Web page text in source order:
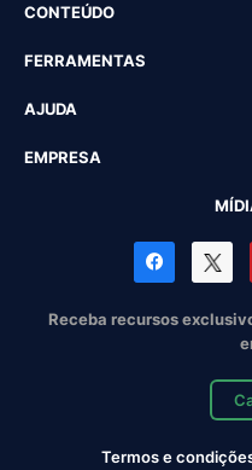
CONTEÚDO
FERRAMENTAS
AJUDA
EMPRESA
Receba recursos
Termos e